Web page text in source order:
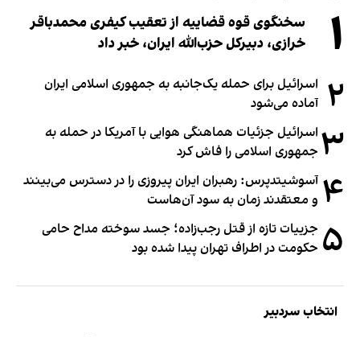
۱
سخنگوی قوه قضاییه از تعقیب کیفری محمدباقر
خرازی، دبیر‌کل حزب‌الله ایران، خبر داد
۲ اسرائیل برای حمله یک‌جانبه به جمهوری اسلامی ایران
آماده می‌شود
۳ اسرائیل جزئیات هماهنگی هوایی با آمریکا در حمله به
جمهوری اسلامی را فاش کرد
۴ آسوشیتدپرس: رهبران ایران پیروزی را در دسترس می‌بینند
و معتقدند زمان به سود آن‌هاست
۵ جزییات تازه از قتل رجب‌زاده؛ جسد سوخته مداح حامی
حکومت در اطراف تهران پیدا شده بود
انتخاب سردبیر